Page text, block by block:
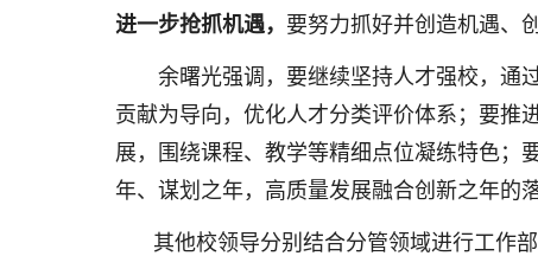
进一步抢抓机遇， 要努力抓好并创造机遇、
余曙光强调，要继续坚持人才强校，通
贡献为导向，优化人才分类评价体系；要推
展，围绕课程、教学等精细点位凝练特色；
年、谋划之年，高质量发展融合创新之年的
其他校领导分别结合分管领域进行工作